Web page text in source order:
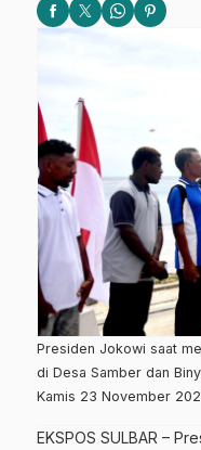
Presiden Jokowi saat
di Desa Samber dan
Kamis 23 November
EKSPOS SULBAR –